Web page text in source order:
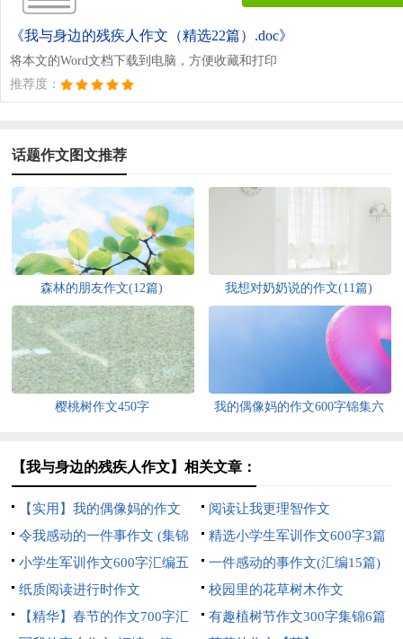
《我与身边的残疾人作文（精选22篇）.doc》
将本文的Word文档下载到电脑，方便收藏和打印
推荐度：
话题作文图文推荐
森林的朋友作文(12篇) 我想对奶奶说的作文(11篇)
樱桃树作文450字
我的偶像妈的作文600字锦集六
【我与身边的残疾人作文】相关文章：
【实用】我的偶像妈的作文
500字三篇
阅读让我更理智作文
令我感动的一件事作文 (集锦
15篇)
精选小学生军训作文600字3篇
小学生军训作文600字汇编五
篇
一件感动的事作文(汇编15篇)
纸质阅读进行时作文
校园里的花草树木作文
【精华】春节的作文700字汇
有趣植树节作文300字集锦6篇